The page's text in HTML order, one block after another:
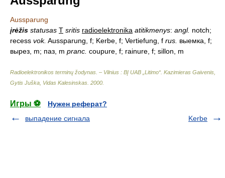
Aussparung
įrėžis statusas T sritis radioelektronika atitikmenys: angl. notch;
recess vok. Aussparung, f; Kerbe, f; Vertiefung, f rus. выемка, f;
вырез, m; паз, m pranc. coupure, f; rainure, f; sillon, m
Radioelektronikos terminų žodynas. – Vilnius : BĮ UAB „Litimo“ Kazimieras Gaivenis,
Gytis Juška, Vidas Kalesinskas 2000
Игры ⚽
Нужен реферат?
выпадение сигнала
Kerbe